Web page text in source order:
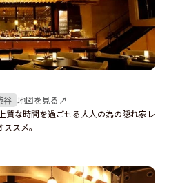
谷 地図を見る↗
質な時間を過ごせる大人の為の隠れ家レ
スメ。